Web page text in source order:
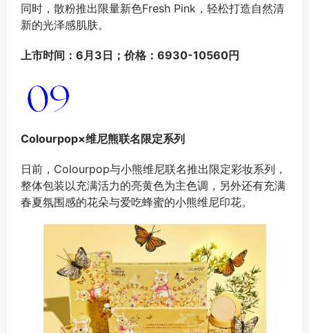
同时，散粉推出限量新色Fresh Pink，轻松打造自然清
新的光泽感肌肤。
上市时间：6月3日；价格：6930-10560円
Colourpop×维尼熊联名限定系列
日前，Colourpop与小熊维尼联名推出限定彩妆系列，
整体包装以充满活力的亮黄色为主色调，另外还有充满
春夏氛围感的花朵与爱吃蜂蜜的小熊维尼印花。